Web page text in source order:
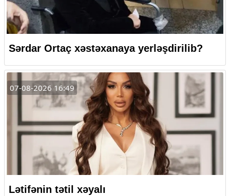
Sərdar Ortaç xəstəxanaya yerləşdirilib?
07-08-2026 16:49
Lətifənin tətil xəyalı